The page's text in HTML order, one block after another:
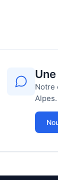
Notre
Alpes.